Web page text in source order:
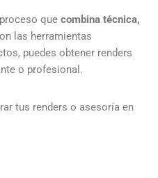
que combina técnica,
las herramientas
puedes obtener renders
o profesional.
tus renders o asesoría en